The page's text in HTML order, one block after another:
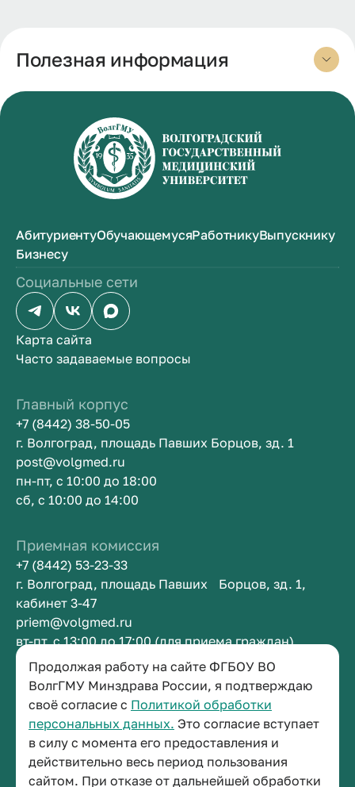
Продолжая работу на сайте ФГБОУ ВО
ВолгГМУ Минздрава России, я подтверждаю
своё согласие с Политикой обработки
персональных данных. Это согласие вступает
в силу с момента его предоставления и
действительно весь период пользования
сайтом. При отказе от дальнейшей обработки
Полезная информация
АбитуриентуОбучающемусяРаботникуВыпускнику
Бизнесу
Социальные сети
Карта сайта
Часто задаваемые вопросы
Главный корпус
+7 (8442) 38-50-05
г. Волгоград, площадь Павших Борцов, зд. 1
post@volgmed.ru
пн-пт, с 10:00 до 18:00
сб, с 10:00 до 14:00
Приемная комиссия
+7 (8442) 53-23-33
г. Волгоград, площадь Павших Борцов, зд. 1,
кабинет 3-47
priem@volgmed.ru
вт-пт, с 13:00 до 17:00 (для приема граждан)
Приемная ректора
+7 (8442) 38-50-05
г. Волгоград, площадь Павших Борцов, зд. 1,
кабинет 3-11
post@volgmed.ru
пн-пт, с 08.30 до 17.00 (перерыв с 12.30 до 13.00)